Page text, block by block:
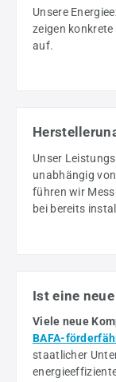
Unsere
zeigen
auf.
Unser
unabhängig
führen wir
bei bereits
Ist eine
Viele neue
BAFA-
staatlicher